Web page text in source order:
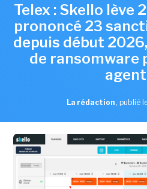
Telex : Skello lève
prononcé 23
depuis début
de ransomware
La rédaction , publié